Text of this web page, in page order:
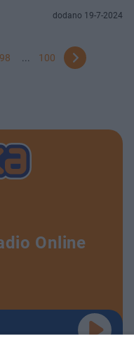
dodano 19-7-2024
98 100
Online